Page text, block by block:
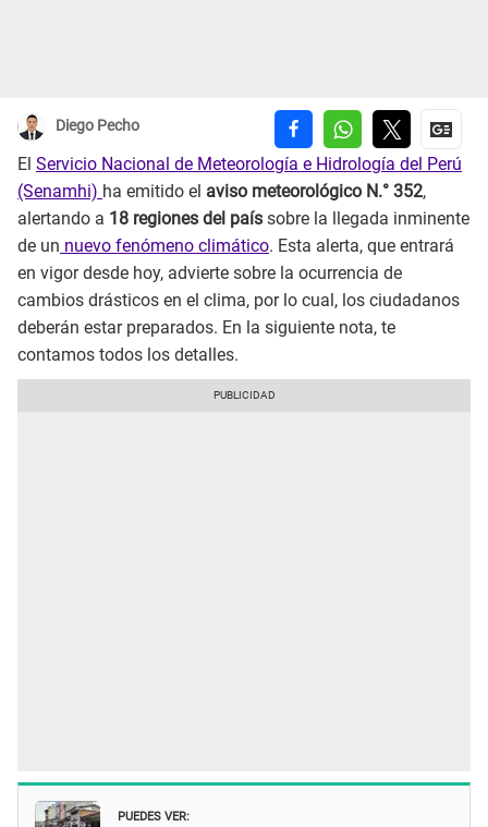
Diego Pecho
El Servicio Nacional de Meteorología e Hidrología del Perú
(Senamhi) ha emitido el aviso meteorológico N.° 352,
alertando a 18 regiones del país sobre la llegada inminente
de un nuevo fenómeno climático. Esta alerta, que entrará
en vigor desde hoy, advierte sobre la ocurrencia de
cambios drásticos en el clima, por lo cual, los ciudadanos
deberán estar preparados. En la siguiente nota, te
contamos todos los detalles.
PUEDES VER: